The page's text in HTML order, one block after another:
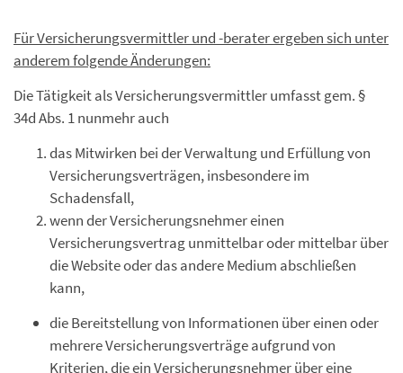
Für Versicherungsvermittler und -berater ergeben sich unter
anderem folgende Änderungen:
Die Tätigkeit als Versicherungsvermittler umfasst gem. §
34d Abs. 1 nunmehr auch
das Mitwirken bei der Verwaltung und Erfüllung von
Versicherungsverträgen, insbesondere im
Schadensfall,
wenn der Versicherungsnehmer einen
Versicherungsvertrag unmittelbar oder mittelbar über
die Website oder das andere Medium abschließen
kann,
die Bereitstellung von Informationen über einen oder
mehrere Versicherungsverträge aufgrund von
Kriterien, die ein Versicherungsnehmer über eine